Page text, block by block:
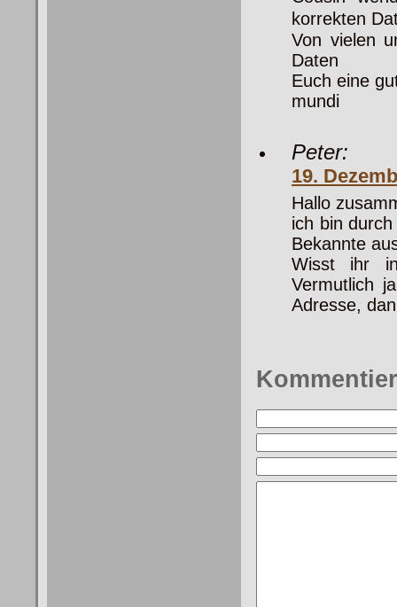
korrekten
Von vielen
Daten
Euch eine
mundi
Peter:
19.
Hallo
ich bin
Bekannte
Wisst ihr
Vermutlich
Adresse,